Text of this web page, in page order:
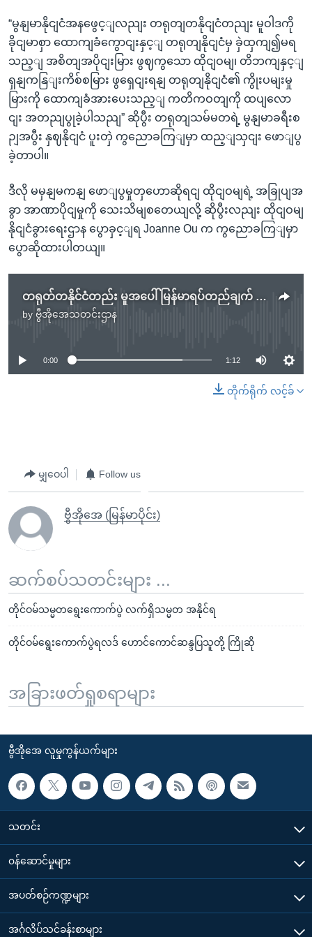
“မွနျမာနိုငျငံအနဖွေင့ျလညျး တရုတျတနိုငျငံတညျး မူဝါဒကို
ခိုငျမာစှာ ထောကျခံကွောငျးနှင့ျ တရုတျနိုငျငံမှ ခှဲထှကျ၍မရ
သည့ျ အစိတျအပိုငျးမြား ဖွဈကွသော ထိုငျဝမျ၊ တိဘကျနှင့ျ
ရှနျကနြျးကိစ်စမြား ဖွရှေငျးရနျ တရုတျနိုငျငံ၏ ကွိုးပမျးမှု
မြားကို ထောကျခံအားပေးသည့ျ ကတိကဝတျကို ထပျလော
ငျး အတညျပွုခဲ့ပါသညျ” ဆိုပွီး တရုတျသမ်မတရဲ့ မွနျမာခရီးစ
ဉျအပွီး နှဈနိုငျငံ ပူးတှဲ ကွညောခကြျမှာ ထည့ျသှငျး ဖောျပွ
ခဲ့တာပါ။
ဒီလို မမှနျမကနျ ဖောျပွမှုတှဟောဆိုရငျ ထိုငျဝမျရဲ့ အခြုပျအ
ခွာ အာဏာပိုငျမှုကို သေးသိမျစတေယျလို့ ဆိုပွီးလညျး ထိုငျဝမျ
နိုငျငံခွားရေးဌာန ပွောခှင့ျရ Joanne Ou က ကွညောခကြျမှာ
ပွောဆိုထားပါတယျ။
တရုတ်တနိုင်ငံတည်း မူအပေါ် မြန်မာရပ်တည်ချက် ထိုင်ဝမ်ကန့်ကွက်
by ဗွီအိုအေသတင်းဌာန
No media source currently available
0:00 1:12
တိုက်ရိုက် လင့်ခ်
မျှဝေပါ Follow us
ဗွီအိုအေ (မြန်မာပိုင်း)
ဆက်စပ်သတင်းများ ...
တိုင်ဝမ်သမ္မတရွေးကောက်ပွဲ လက်ရှိသမ္မတ အနိုင်ရ
တိုင်ဝမ်ရွေးကောက်ပွဲရလဒ် ဟောင်ကောင်ဆန္ဒပြသူတို့ ကြိုဆို
အခြားဖတ်ရှုစရာများ
ဗွီအိုအေ လူမှုကွန်ယက်များ
သတင်း
၀န်ဆောင်မှုများ
အပတ်စဉ်ကဏ္ဍများ
အင်္ဂလိပ်သင်ခန်းစာများ